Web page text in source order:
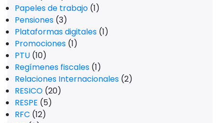
Papeles de trabajo (1)
Pensiones (3)
Plataformas digitales (1)
Promociones (1)
PTU (10)
Regímenes fiscales (1)
Relaciones Internacionales (2)
RESICO (20)
RESPE (5)
RFC (12)